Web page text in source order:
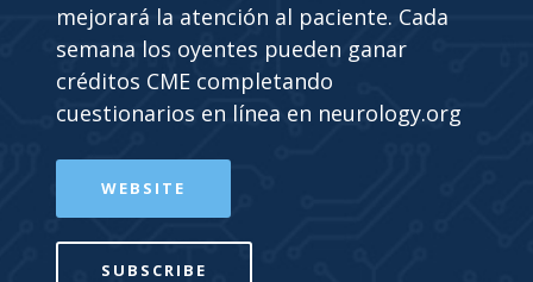
mejorará la atención al paciente. Cada
semana los oyentes pueden ganar
créditos CME completando
cuestionarios en línea en neurology.org
WEBSITE
SUBSCRIBE